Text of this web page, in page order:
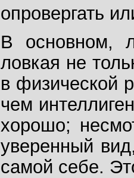
опровергать
В основном,
ловкая не
в физической
чем
хорошо;
уверенный
самой себе.